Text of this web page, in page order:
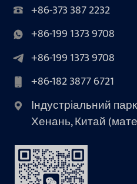
+86-373 387 2232
+86-199 1373 9708
+86-199 1373 9708
+86-182 3877 6721
Індустріальний
Хенань, Китай